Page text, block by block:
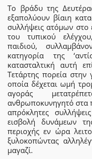
Το βράδυ της
εξαπολύουν βίαιη
συλλήψεις ατόμων στο
του τυπικού
παιδιού,
κατηγορία της
κατασταλτική αυτή
Τετάρτης πορεία στην
οποία δέχεται ωμή
αγοράς
ανθρωποκυνηγητό στα
απρόκλητες
εισβολή δυνάμεων
περιοχής εν ώρα
ξυλοκοπώντας
μαγαζί.